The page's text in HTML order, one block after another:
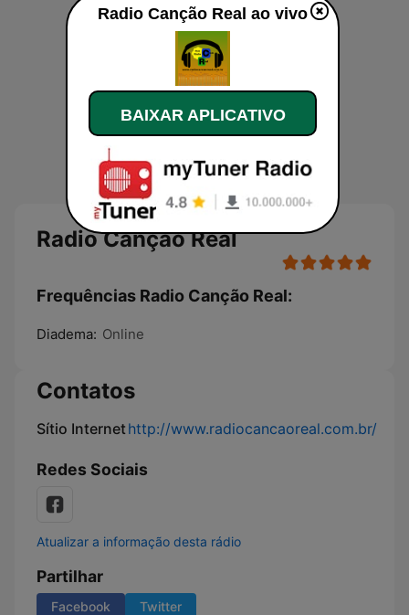
Radio Canção Real
Frequências Radio Canção Real:
Diadema: Online
Contatos
Sítio Internethttp://www.radiocancaoreal.com.br/
Redes Sociais
Atualizar a informação desta rádio
Partilhar
Facebook Twitter
Radio Canção Real ao vivo
BAIXAR APLICATIVO